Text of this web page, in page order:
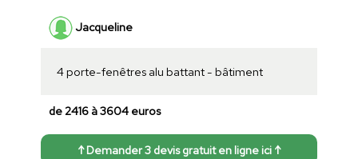
Jacqueline
4 porte-fenêtres alu battant - bâtiment
de 2416 à 3604 euros
↑ Demander 3 devis gratuit en ligne ici ↑